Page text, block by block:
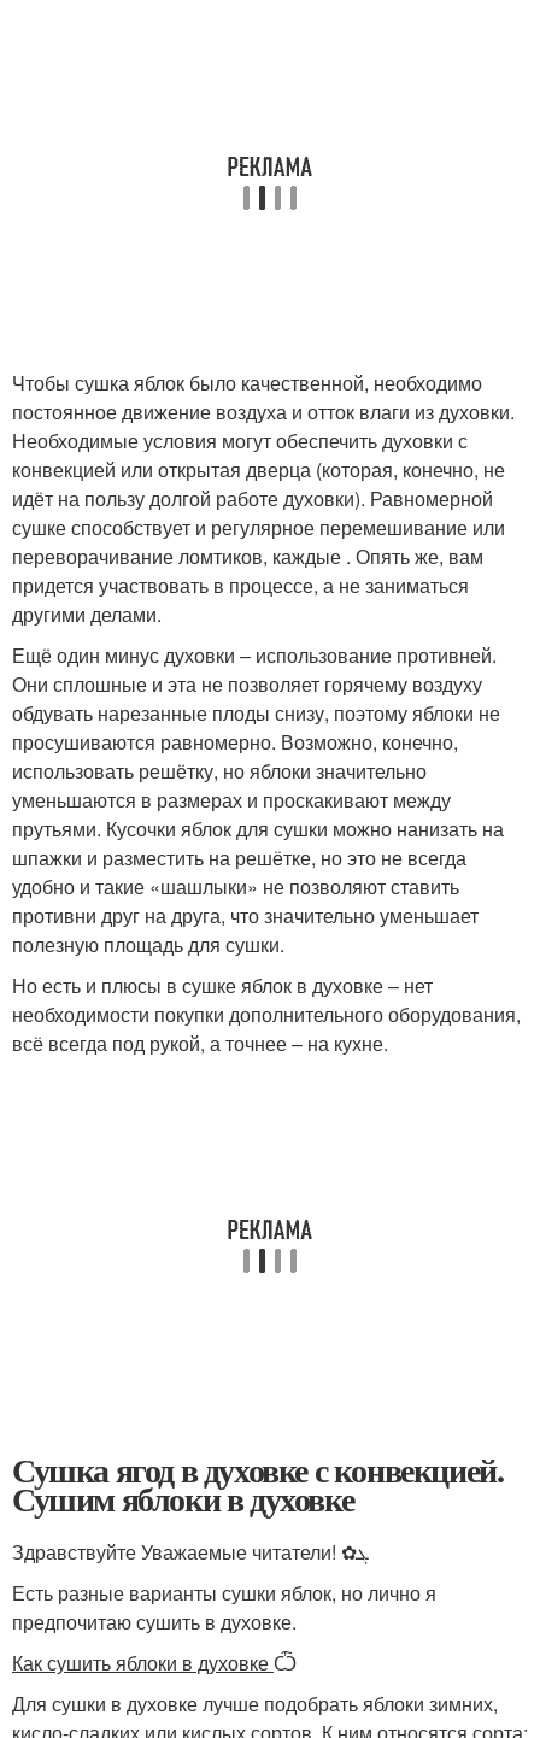
Чтобы сушка яблок было качественной, необходимо
постоянное движение воздуха и отток влаги из духовки.
Необходимые условия могут обеспечить духовки с
конвекцией или открытая дверца (которая, конечно, не
идёт на пользу долгой работе духовки). Равномерной
сушке способствует и регулярное перемешивание или
переворачивание ломтиков, каждые . Опять же, вам
придется участвовать в процессе, а не заниматься
другими делами.
Ещё один минус духовки – использование противней.
Они сплошные и эта не позволяет горячему воздуху
обдувать нарезанные плоды снизу, поэтому яблоки не
просушиваются равномерно. Возможно, конечно,
использовать решётку, но яблоки значительно
уменьшаются в размерах и проскакивают между
прутьями. Кусочки яблок для сушки можно нанизать на
шпажки и разместить на решётке, но это не всегда
удобно и такие «шашлыки» не позволяют ставить
противни друг на друга, что значительно уменьшает
полезную площадь для сушки.
Но есть и плюсы в сушке яблок в духовке – нет
необходимости покупки дополнительного оборудования,
всё всегда под рукой, а точнее – на кухне.
Сушка ягод в духовке с конвекцией.
Сушим яблоки в духовке
Здравствуйте Уважаемые читатели! ✿ܓ
Есть разные варианты сушки яблок, но лично я
предпочитаю сушить в духовке.
Как сушить яблоки в духовкеѼ
Для сушки в духовке лучше подобрать яблоки зимних,